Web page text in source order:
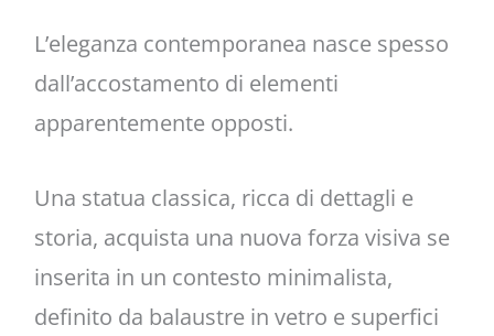
L’eleganza contemporanea nasce spesso
dall’accostamento di elementi
apparentemente opposti.
Una statua classica, ricca di dettagli e
storia, acquista una nuova forza visiva se
inserita in un contesto minimalista,
definito da balaustre in vetro e superfici